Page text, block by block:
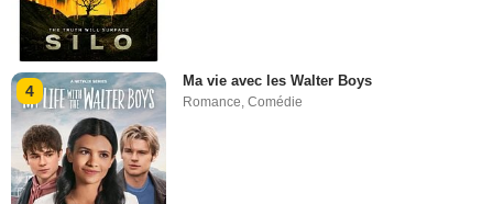
4
Ma vie avec les Walter Boys
Romance,Comédie